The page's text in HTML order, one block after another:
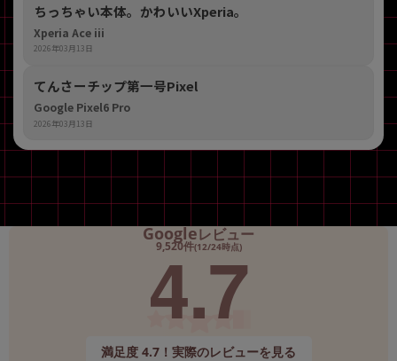
ちっちゃい本体。かわいいXperia。
Xperia Ace iii
2026年03月13日
てんさーチップ第一号Pixel
Google Pixel6 Pro
2026年03月13日
Googleレビュー
9,520件(12/24時点)
4.7
満足度 4.7！実際のレビューを見る